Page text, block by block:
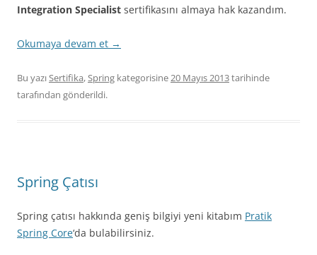
Integration Specialist sertifikasını almaya hak kazandım.
Okumaya devam et →
Bu yazıSertifika,Spring kategorisine20 Mayıs 2013tarihinde
tarafından gönderildi.
Spring Çatısı
Spring çatısı hakkında geniş bilgiyi yeni kitabım Pratik
Spring Core‘da bulabilirsiniz.